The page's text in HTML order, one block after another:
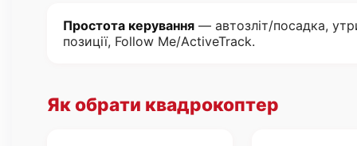
Простота керування — автозліт/посадка,
позиції, Follow Me/ActiveTrack.
Як обрати квадрокоптер